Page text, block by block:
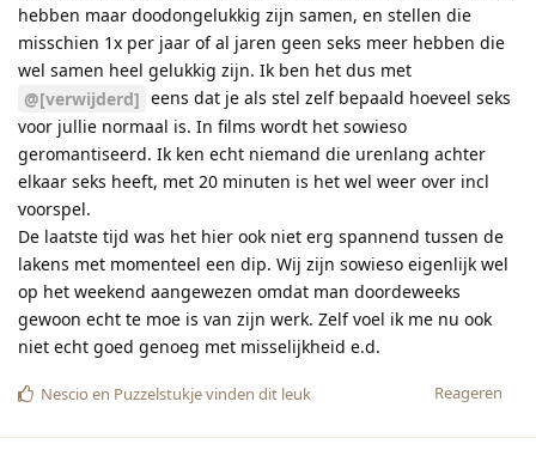
hebben maar doodongelukkig zijn samen, en stellen die
misschien 1x per jaar of al jaren geen seks meer hebben die
wel samen heel gelukkig zijn. Ik ben het dus met
@[verwijderd] eens dat je als stel zelf bepaald hoeveel seks
voor jullie normaal is. In films wordt het sowieso
geromantiseerd. Ik ken echt niemand die urenlang achter
elkaar seks heeft, met 20 minuten is het wel weer over incl
voorspel.
De laatste tijd was het hier ook niet erg spannend tussen de
lakens met momenteel een dip. Wij zijn sowieso eigenlijk wel
op het weekend aangewezen omdat man doordeweeks
gewoon echt te moe is van zijn werk. Zelf voel ik me nu ook
niet echt goed genoeg met misselijkheid e.d.
Reageren
Nescio en Puzzelstukjevinden dit leuk